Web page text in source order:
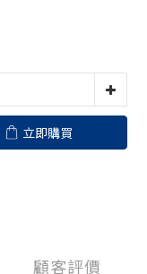
立即購買
顧客評價